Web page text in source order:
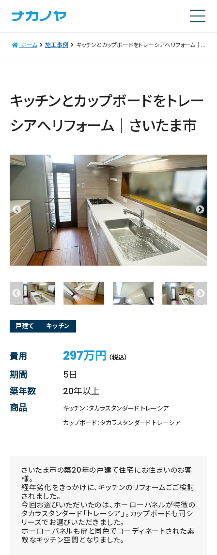
ホーム 施工事例 キッチンとカップボードをトレーシアへリフォーム｜さいたま市
キッチンとカップボードをトレー
シアへリフォーム｜さいたま市
戸建て キッチン
費用 297万円 （税込）
期間
5日
築年数
20年以上
商品
キッチン：タカラスタンダード トレーシア
カップボード：タカラスタンダード トレーシア
さいたま市の築20年の戸建て住宅にお住まいのお客
様。
経年劣化をきっかけに、キッチンのリフォームごご検討
されました。
今回お選びいただいたのは、ホーローパネルが特徴の
タカラスタンダード「トレーシア」。カップボードも同シ
リーズでお選びいただきました。
ホーローパネルも扉と同色でコーディネートされた素
敵なキッチン空間となりました。